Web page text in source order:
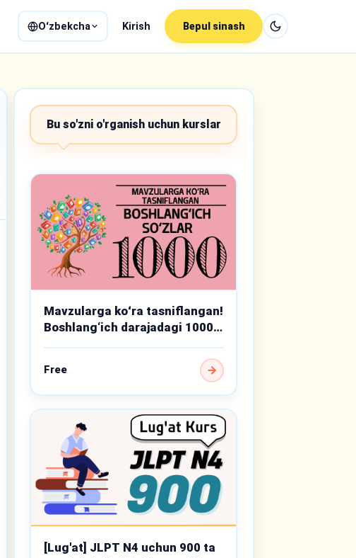
Oʻzbekcha Kirish Bepul sinash
Bu so'zni o'rganish uchun kurslar
Mavzularga koʻra tasniflangan!
Boshlang‘ich darajadagi 1000
muhim so‘z
Free
[Lug'at] JLPT N4 uchun 900 ta